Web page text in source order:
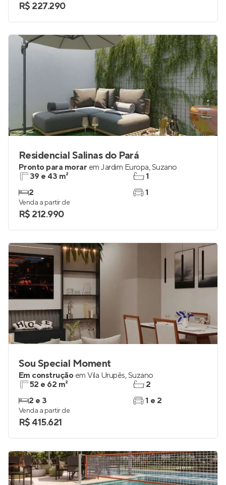
R$ 227.290
Residencial Salinas do Pará
Pronto para morar em Jardim Europa,Suzano
39 e 43 m²
2
1
1
Venda a partir de
R$ 212.990
Sou Special Moment
Em construção em Vila Urupês,Suzano
52 e 62 m²
2 e 3
2
1 e 2
Venda a partir de
R$ 415.621